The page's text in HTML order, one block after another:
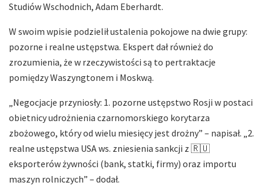
Studiów Wschodnich, Adam Eberhardt.
W swoim wpisie podzielił ustalenia pokojowe na dwie grupy:
pozorne i realne ustępstwa. Ekspert dał również do
zrozumienia, że w rzeczywistości są to pertraktacje
pomiędzy Waszyngtonem i Moskwą.
„Negocjacje przyniosły: 1. pozorne ustępstwo Rosji w postaci
obietnicy udrożnienia czarnomorskiego korytarza
zbożowego, który od wielu miesięcy jest drożny” – napisał. „2.
realne ustępstwa USA ws. zniesienia sankcji z 🇷🇺
eksporterów żywności (bank, statki, firmy) oraz importu
maszyn rolniczych” – dodał.